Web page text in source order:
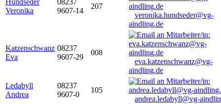
Hundseder
Veronika
08237
9607-14
207
veronika.hundseder@vg-
aindling.de
Katzenschwanz
Eva
08237
9607-29
008
eva.katzenschwanz@vg-
aindling.de
Ledabyll
Andrea
08237
9607-0
105
andrea.ledabyll@vg-